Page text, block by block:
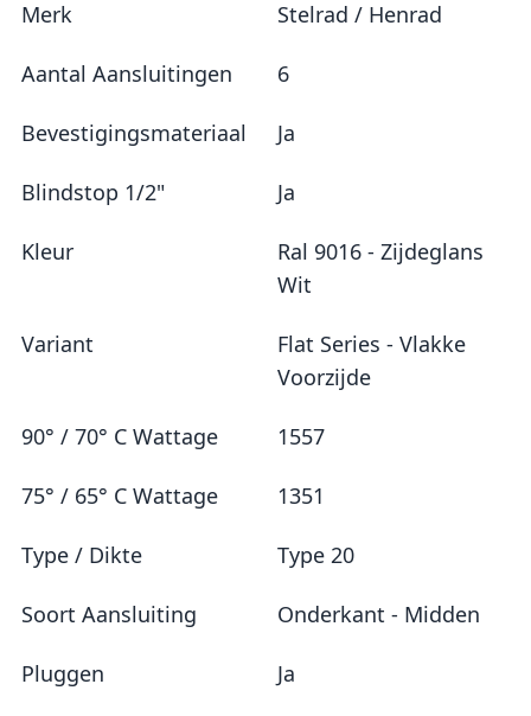
Merk Stelrad / Henrad
Aantal Aansluitingen 6
Bevestigingsmateriaal Ja
Blindstop 1/2" Ja
Kleur
Ral 9016 - Zijdeglans
Wit
Variant
Flat Series - Vlakke
Voorzijde
90° / 70° C Wattage 1557
75° / 65° C Wattage 1351
Type / Dikte Type 20
Soort Aansluiting Onderkant - Midden
Pluggen Ja